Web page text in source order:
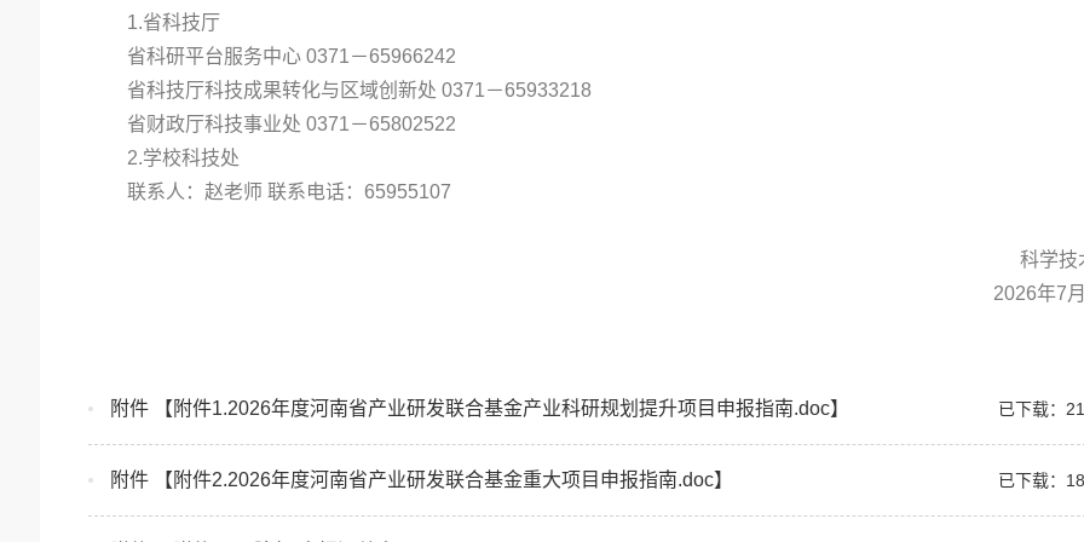
1.省科技厅
省科研平台服务中心 0371－65966242
省科技厅科技成果转化与区域创新处 0371－65933218
省财政厅科技事业处 0371－65802522
2.学校科技处
联系人：赵老师 联系电话：65955107
科学技
2026年7
附件 【附件1.2026年度河南省产业研发联合基金产业科研规划提升项目申报指南.doc】 已下载：
附件 【附件2.2026年度河南省产业研发联合基金重大项目申报指南.doc】 已下载：